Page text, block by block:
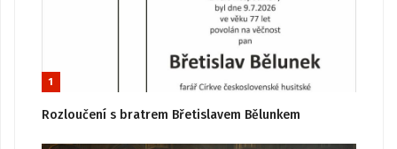
1
Rozloučení s bratrem Břetislavem Bělunkem